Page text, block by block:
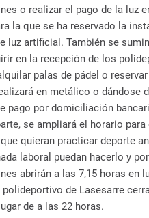
o realizar el pago de la luz
la que se ha reservado la
luz artificial. También se
en la recepción de los
palas de pádel o
en metálico o dándose
pago por domiciliación
se ampliará el horario
quieran practicar deporte
laboral puedan hacerlo y
abrirán a las 7,15 horas en
polideportivo de Lasesarre
de a las 22 horas.